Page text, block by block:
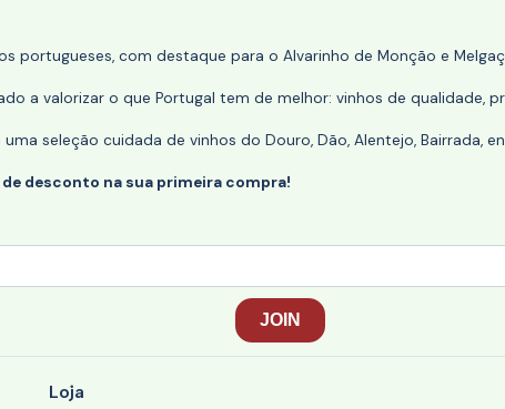
portugueses, com destaque para o Alvarinho de Monção e
a valorizar o que Portugal tem de melhor: vinhos de qualidade,
seleção cuidada de vinhos do Douro, Dão, Alentejo, Bairrada,
desconto na sua primeira compra!
Loja